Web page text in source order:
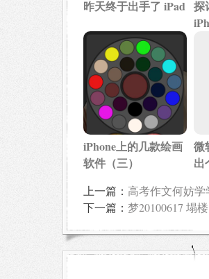
昨天终于出手了 iPad 探
iPhone上的几款绘画
软件（三）
微
出
上一篇： 高考作文何妨
下一篇： 梦20100617 塌楼